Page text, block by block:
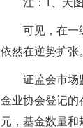
注：1、天
可见，在一
依然在逆势扩张
证监会市场
金业协会登记的
元，基金数量和